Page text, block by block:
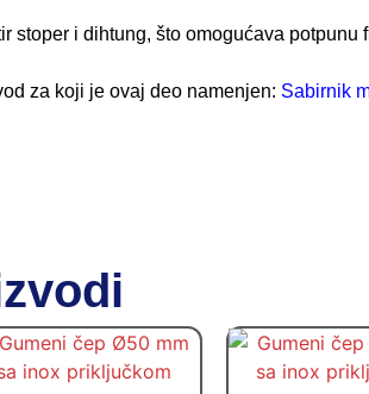
stoper i dihtung, što omogućava
za koji je ovaj deo namenjen: Sabirnik